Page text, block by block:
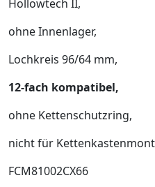
Hollowtech II,
ohne Innenlager,
Lochkreis 96/64 mm,
12-fach kompatibel,
ohne Kettenschutzring,
nicht für
FCM81002CX66